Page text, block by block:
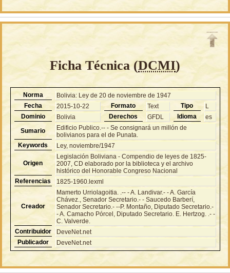
Ficha Técnica (DCMI)
Norma
Bolivia: Ley de 20 de noviembre de 1947
Fecha
2015-10-22 Formato Text Tipo
L
Dominio
Bolivia Derechos GFDL Idioma
es
Sumario
Edificio Publico.-- - Se consignará un millón de
bolivianos para el de Punata.
Keywords
Ley, noviembre/1947
Origen
Legislación Boliviana - Compendio de leyes de 1825-
2007, CD elaborado por la biblioteca y el archivo
histórico del Honorable Congreso Nacional
Referencias
1825-1960.lexml
Creador
Mamerto Urriolagoitia. .-- - A. Landivar.- - A. García
Chávez., Senador Secretario.- - Saucedo Barberí,
Senador Secretario.- --P. Montaño, Diputado Secretario.-
- A. Camacho Pórcel, Diputado Secretario. E. Hertzog. .- -
C. Valverde.
Contribuidor
DeveNet.net
Publicador
DeveNet.net